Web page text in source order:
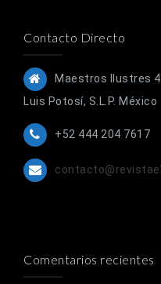
Contacto Directo
Maestros Ilustres
Luis Potosí, S.L.P. México
+52 444 204 7617
Comentarios recientes